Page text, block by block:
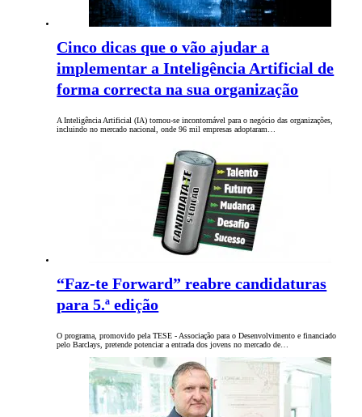
Cinco dicas que o vão ajudar a
implementar a Inteligência Artificial de
forma correcta na sua organização
A Inteligência Artificial (IA) tornou-se incontornável para o negócio das organizações,
incluindo no mercado nacional, onde 96 mil empresas adoptaram…
“Faz-te Forward” reabre candidaturas
para 5.ª edição
O programa, promovido pela TESE - Associação para o Desenvolvimento e financiado
pelo Barclays, pretende potenciar a entrada dos jovens no mercado de…